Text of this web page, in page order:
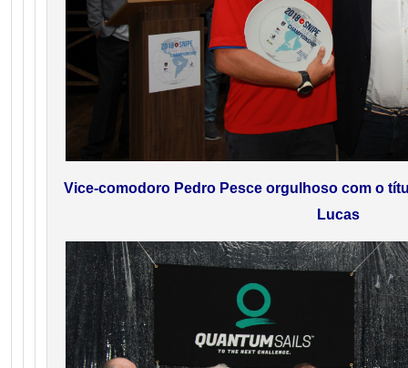
Vice-comodoro Pedro Pesce orgulhoso com o
Lucas